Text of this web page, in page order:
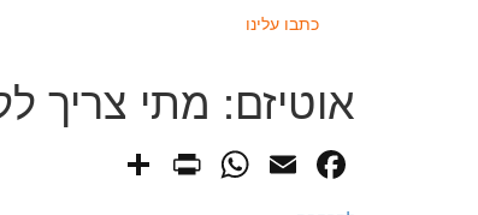
כתבו עלינו
אוטיזם: מתי צריך
Facebook
Email
WhatsApp